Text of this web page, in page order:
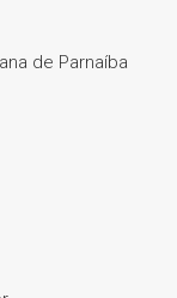
de Parnaíba